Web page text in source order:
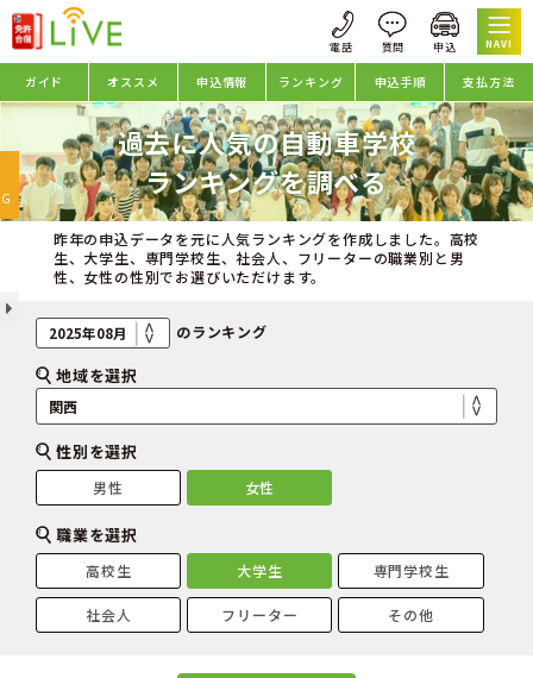
NAVI
ガイド オススメ 申込情報 ランキング 申込手順 支払方法
過去に人気の自動車学校
ランキングを調べる
昨年の申込データを元に人気ランキングを作成しました。高校
生、大学生、専門学校生、社会人、フリーターの職業別と男
性、女性の性別でお選びいただけます。
のランキング
地域を選択
性別を選択
男性 女性
職業を選択
高校生 大学生 専門学校生
社会人 フリーター その他